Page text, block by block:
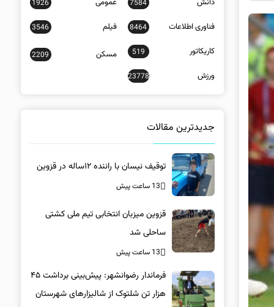
7584
1926
فناوری اطلاعات 8464 فیلم 3546
کاریکاتور 519 مسکن 2209
ورزش 23778
جدیدترین مقالات
توقیف نیسان با راننده ۱۲ساله در قزوین
13 ساعت پیش
قزوین میزبان انتخابی تیم ملی کشتی
ساحلی شد
13 ساعت پیش
فرماندار رضوانشهر: پیش‌بینی برداشت ۴۵
هزار تن شلتوک از شالیزارهای شهرستان